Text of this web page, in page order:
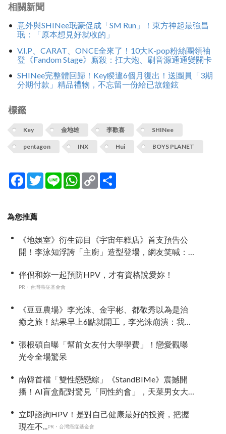
相關新聞
意外與SHINee珉豪促成「SM Run」！東方神起最強昌
珉：「原本想見好就收的」
V.I.P、CARAT、ONCE全來了！10大K-pop粉絲團領袖
登《Fandom Stage》廝殺：扛大炮、刷音源通通變關卡
SHINee完整體回歸！Key睽違6個月復出！送團員「3期
分期付款」精品禮物，不忘留一份給已故鐘鉉
標籤
Key 金地雄 李歡喜 SHINee
pentagon INX Hui BOYS PLANET
Facebook
TwitterLine WhatsApp
Copy
Link
為您推薦
《地娛室》衍生節目《宇宙年糕店》首支預告公
開！李泳知浮誇「主廚」造型登場，網友笑喊：
伴侶和妳一起預防HPV，才有資格說愛妳！
PR・台灣癌症基金會
《豆豆農場》李光洙、金宇彬、都敬秀以為是治
癒之旅！結果早上6點就開工，李光洙崩潰：我們
張根碩自曝「幫前女友付大學學費」！戀愛觀曝
光令全場驚呆
南韓首檔「雙性戀戀綜」《StandBIMe》震撼開
播！AI盲盒配對驚見「同性約會」，天菜男女大
立即諮詢HPV！是對自己健康最好的投資，把握
現在不...
PR・台灣癌症基金會